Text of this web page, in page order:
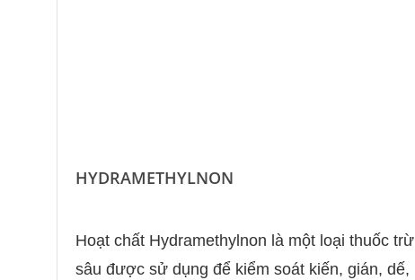
HYDRAMETHYLNON
Hoạt chất Hydramethylnon là một loại thuốc trừ
sâu được sử dụng để kiểm soát kiến, gián, dế,